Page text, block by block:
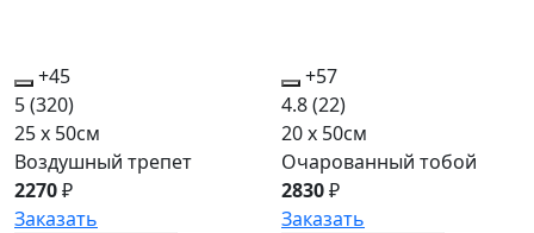
+45
5(320)
25 x 50см
Воздушный трепет
2270₽
Заказать
+57
4.8(22)
20 x 50см
Очарованный тобой
2830₽
Заказать